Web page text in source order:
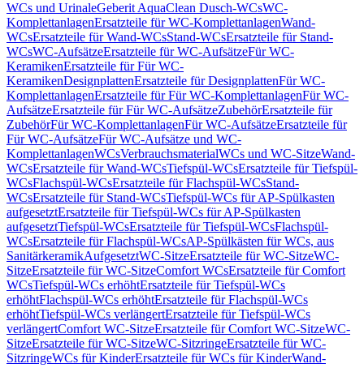
WCs und UrinaleGeberit AquaClean Dusch-WCsWC-
KomplettanlagenErsatzteile für WC-KomplettanlagenWand-
WCsErsatzteile für Wand-WCsStand-WCsErsatzteile für Stand-
WCsWC-AufsätzeErsatzteile für WC-AufsätzeFür WC-
KeramikenErsatzteile für Für WC-
KeramikenDesignplattenErsatzteile für DesignplattenFür WC-
KomplettanlagenErsatzteile für Für WC-KomplettanlagenFür WC-
AufsätzeErsatzteile für Für WC-AufsätzeZubehörErsatzteile für
ZubehörFür WC-KomplettanlagenFür WC-AufsätzeErsatzteile für
Für WC-AufsätzeFür WC-Aufsätze und WC-
KomplettanlagenWCsVerbrauchsmaterialWCs und WC-SitzeWand-
WCsErsatzteile für Wand-WCsTiefspül-WCsErsatzteile für Tiefspül-
WCsFlachspül-WCsErsatzteile für Flachspül-WCsStand-
WCsErsatzteile für Stand-WCsTiefspül-WCs für AP-Spülkasten
aufgesetztErsatzteile für Tiefspül-WCs für AP-Spülkasten
aufgesetztTiefspül-WCsErsatzteile für Tiefspül-WCsFlachspül-
WCsErsatzteile für Flachspül-WCsAP-Spülkästen für WCs, aus
SanitärkeramikAufgesetztWC-SitzeErsatzteile für WC-SitzeWC-
SitzeErsatzteile für WC-SitzeComfort WCsErsatzteile für Comfort
WCsTiefspül-WCs erhöhtErsatzteile für Tiefspül-WCs
erhöhtFlachspül-WCs erhöhtErsatzteile für Flachspül-WCs
erhöhtTiefspül-WCs verlängertErsatzteile für Tiefspül-WCs
verlängertComfort WC-SitzeErsatzteile für Comfort WC-SitzeWC-
SitzeErsatzteile für WC-SitzeWC-SitzringeErsatzteile für WC-
SitzringeWCs für KinderErsatzteile für WCs für KinderWand-